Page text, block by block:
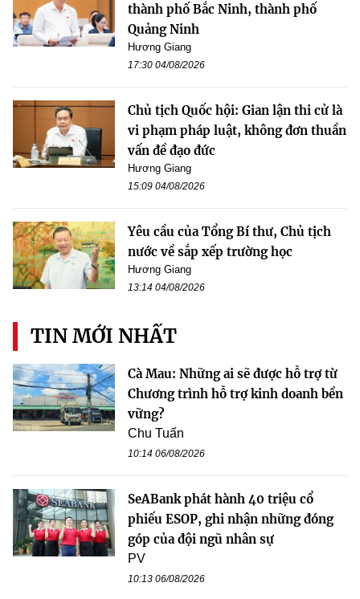
thành phố Bắc Ninh, thành phố
Quảng Ninh
Hương Giang
17:30 04/08/2026
Chủ tịch Quốc hội: Gian lận thi cử là
vi phạm pháp luật, không đơn thuần
vấn đề đạo đức
Hương Giang
15:09 04/08/2026
Yêu cầu của Tổng Bí thư, Chủ tịch
nước về sắp xếp trường học
Hương Giang
13:14 04/08/2026
TIN MỚI NHẤT
Cà Mau: Những ai sẽ được hỗ trợ từ
Chương trình hỗ trợ kinh doanh bền
vững?
Chu Tuấn
10:14 06/08/2026
SeABank phát hành 40 triệu cổ
phiếu ESOP, ghi nhận những đóng
góp của đội ngũ nhân sự
PV
10:13 06/08/2026